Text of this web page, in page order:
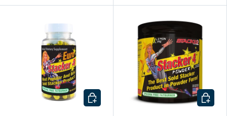
KIES MOGELIJKHEDEN KIES